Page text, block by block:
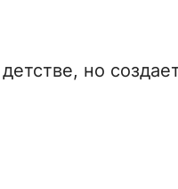
но